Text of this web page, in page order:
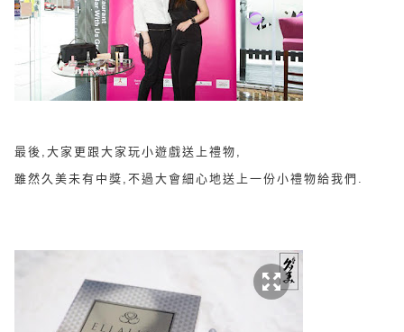
最後,大家更跟大家玩小遊戲送上禮物,
雖然久美未有中獎,不過大會細心地送上一份小禮物給我們.